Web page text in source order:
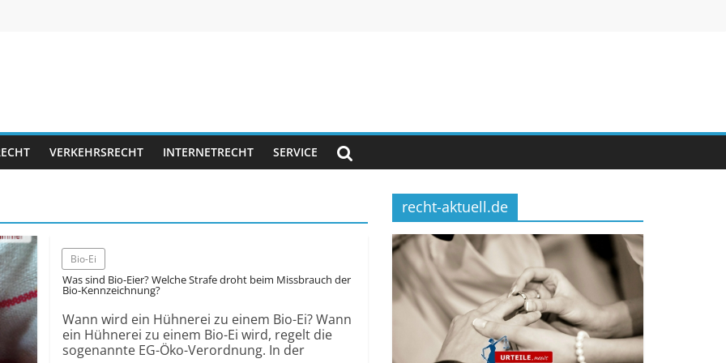
VERKEHRSRECHT INTERNETRECHT SERVICE
Bio-Ei
Was sind Bio-Eier? Welche Strafe droht beim Missbrauch der
Bio-Kennzeichnung?
Wann wird ein Hühnerei zu einem Bio-Ei? Wann
ein Hühnerei zu einem Bio-Ei wird, regelt die
sogenannte EG-Öko-Verordnung. In der
recht-aktuell.de